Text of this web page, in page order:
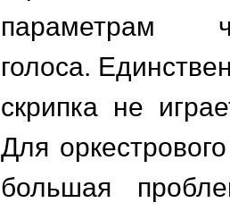
параметрам
голоса.
скрипка не
Для
большая